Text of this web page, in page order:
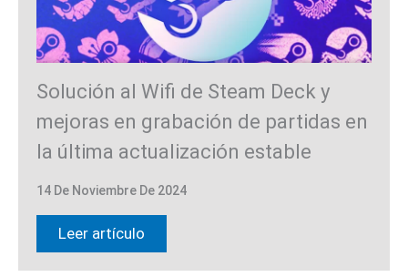
Solución al Wifi de Steam Deck y
mejoras en grabación de partidas en
la última actualización estable
14 De Noviembre De 2024
Leer artículo